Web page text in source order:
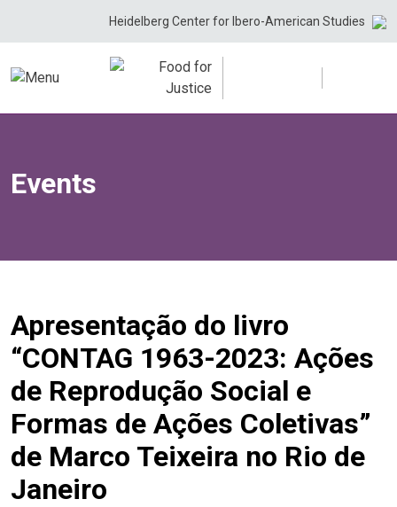
Heidelberg Center for Ibero-American Studies
Events
Apresentação do livro
“CONTAG 1963-2023: Ações
de Reprodução Social e
Formas de Ações Coletivas”
de Marco Teixeira no Rio de
Janeiro